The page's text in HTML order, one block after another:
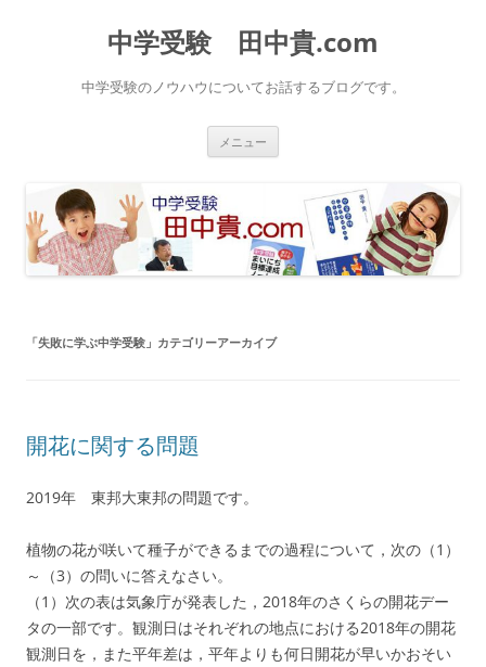
中学受験 田中貴.com
中学受験のノウハウについてお話するブログです。
メニュー
ス
キ
ッ
プ
「失敗に学ぶ中学受験 」カテゴリーアーカイブ
開花に関する問題
2019年 東邦大東邦の問題です。
植物の花が咲いて種子ができるまでの過程について，次の（1）
～（3）の問いに答えなさい。
（1）次の表は気象庁が発表した，2018年のさくらの開花デー
タの一部です。観測日はそれぞれの地点における2018年の開花
観測日を，また平年差は，平年よりも何日開花が早いかおそい